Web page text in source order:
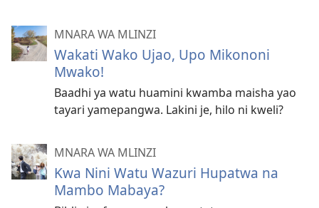
MNARA WA MLINZI
Wakati Wako Ujao, Upo Mikononi
Mwako!
Baadhi ya watu huamini kwamba maisha yao
tayari yamepangwa. Lakini je, hilo ni kweli?
MNARA WA MLINZI
Kwa Nini Watu Wazuri Hupatwa na
Mambo Mabaya?